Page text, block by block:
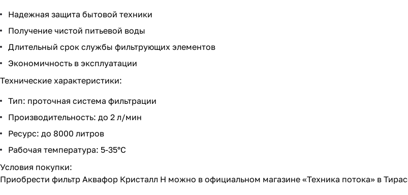
Надежная защита бытовой техники
Получение чистой питьевой воды
Длительный срок службы фильтрующих элементов
Экономичность в эксплуатации
Технические характеристики:
Тип: проточная система фильтрации
Производительность: до 2 л/мин
Ресурс: до 8000 литров
Рабочая температура: 5-35°C
Условия покупки:
Приобрести фильтр Аквафор Кристалл Н можно в официальном магазине «Техника потока» в